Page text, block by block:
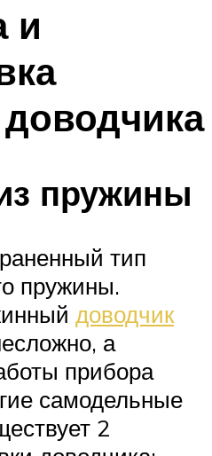
и
пружины
тип
пружины.
доводчик
а
прибора
самодельные
2